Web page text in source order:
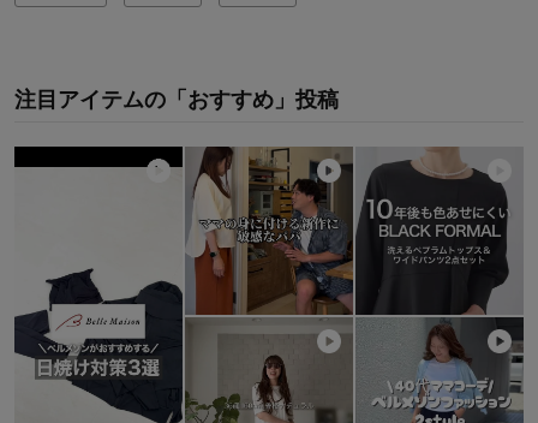
注目アイテムの「おすすめ」投稿